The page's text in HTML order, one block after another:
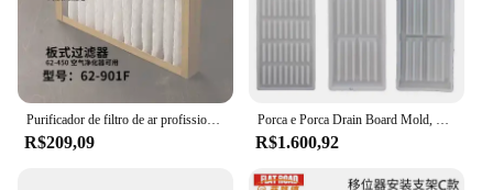
R$209,09 R$1.600,92